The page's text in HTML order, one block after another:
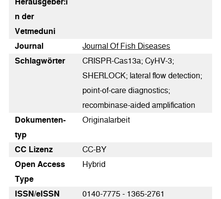
Herausgeber:i
n der
Vetmeduni
Journal
Journal Of Fish Diseases
Schlagwörter
CRISPR‐Cas13a; CyHV‐3;
SHERLOCK; lateral flow detection;
point‐of‐care diagnostics;
recombinase‐aided amplification
Dokumenten­
typ
Originalarbeit
CC Lizenz
CC-BY
Open Access
Type
Hybrid
ISSN/eISSN
0140-7775 - 1365-2761